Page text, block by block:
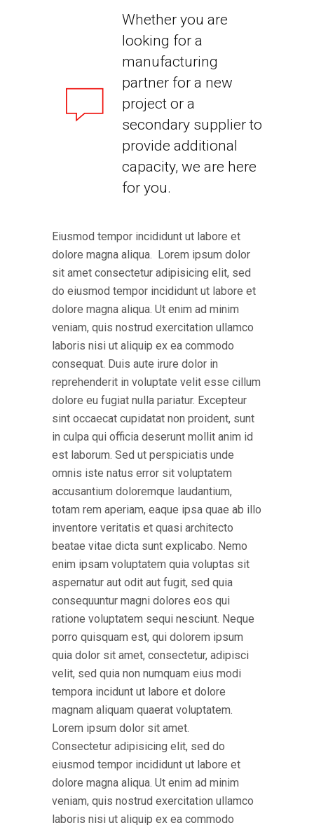
Whether you are
looking for a
manufacturing
partner for a new
project or a
secondary supplier to
provide additional
capacity, we are here
for you.
Eiusmod tempor incididunt ut labore et
dolore magna aliqua. Lorem ipsum dolor
sit amet consectetur adipisicing elit, sed
do eiusmod tempor incididunt ut labore et
dolore magna aliqua. Ut enim ad minim
veniam, quis nostrud exercitation ullamco
laboris nisi ut aliquip ex ea commodo
consequat. Duis aute irure dolor in
reprehenderit in voluptate velit esse cillum
dolore eu fugiat nulla pariatur. Excepteur
sint occaecat cupidatat non proident, sunt
in culpa qui officia deserunt mollit anim id
est laborum. Sed ut perspiciatis unde
omnis iste natus error sit voluptatem
accusantium doloremque laudantium,
totam rem aperiam, eaque ipsa quae ab illo
inventore veritatis et quasi architecto
beatae vitae dicta sunt explicabo. Nemo
enim ipsam voluptatem quia voluptas sit
aspernatur aut odit aut fugit, sed quia
consequuntur magni dolores eos qui
ratione voluptatem sequi nesciunt. Neque
porro quisquam est, qui dolorem ipsum
quia dolor sit amet, consectetur, adipisci
velit, sed quia non numquam eius modi
tempora incidunt ut labore et dolore
magnam aliquam quaerat voluptatem.
Lorem ipsum dolor sit amet.
Consectetur adipisicing elit, sed do
eiusmod tempor incididunt ut labore et
dolore magna aliqua. Ut enim ad minim
veniam, quis nostrud exercitation ullamco
laboris nisi ut aliquip ex ea commodo